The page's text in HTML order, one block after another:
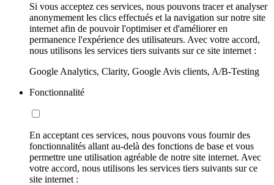
Si vous acceptez ces services, nous pouvons tracer et analyser
anonymement les clics effectués et la navigation sur notre site
internet afin de pouvoir l'optimiser et d'améliorer en
permanence l'expérience des utilisateurs. Avec votre accord,
nous utilisons les services tiers suivants sur ce site internet :
Google Analytics, Clarity, Google Avis clients, A/B-Testing
Fonctionnalité
En acceptant ces services, nous pouvons vous fournir des
fonctionnalités allant au-delà des fonctions de base et vous
permettre une utilisation agréable de notre site internet. Avec
votre accord, nous utilisons les services tiers suivants sur ce
site internet :